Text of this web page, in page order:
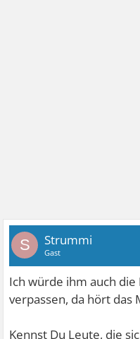
S Strummi
Gast
Ich würde ihm auch
verpassen, da hört das
Kennst Du Leute, die